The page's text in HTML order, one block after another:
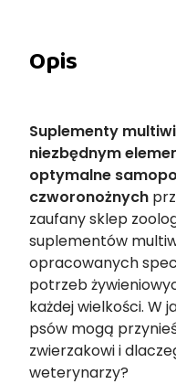
Opis
Suplementy
niezbędnym
optymalne
czworonożnych
zaufany sklep
suplementów
opracowanych
potrzeb
każdej wielkości. W
psów mogą
zwierzakowi i
weterynarzy?